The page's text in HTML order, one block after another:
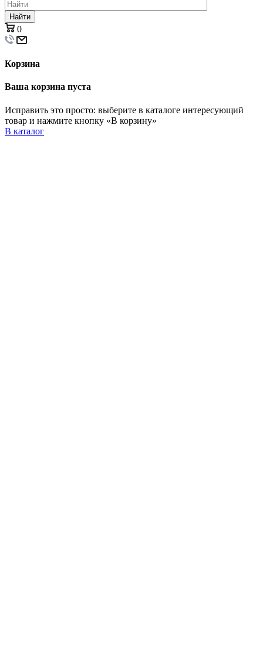
Найти
0
Корзина
Ваша корзина пуста
Исправить это просто: выберите в каталоге интересующий
товар и нажмите кнопку «В корзину»
В каталог